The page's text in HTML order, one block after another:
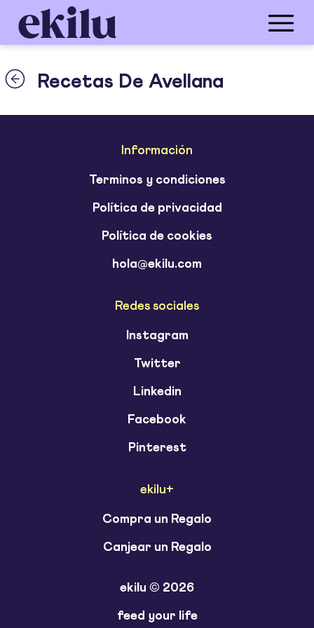
Recetas De Avellana
Información
Terminos y condiciones
Política de privacidad
Política de cookies
hola@ekilu.com
Redes sociales
Instagram
Twitter
Linkedin
Facebook
Pinterest
ekilu+
Compra un Regalo
Canjear un Regalo
ekilu © 2026
feed your life